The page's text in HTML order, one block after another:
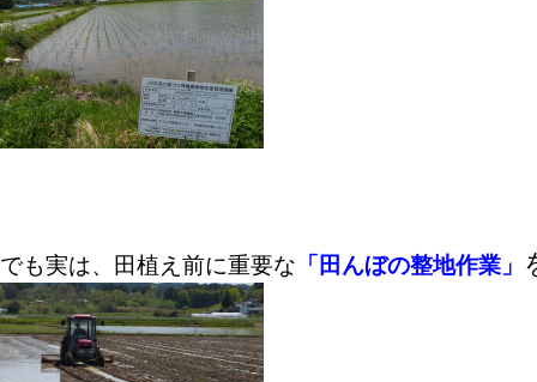
でも実は、田植え前に重要な 「田んぼの整地作業」